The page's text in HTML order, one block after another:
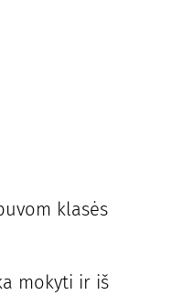
klasės
mokyti ir iš